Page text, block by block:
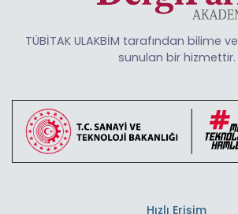
TÜBİTAK ULAKBİM tarafından bilime
sunulan bir hizmettir.
Hızlı Erişim